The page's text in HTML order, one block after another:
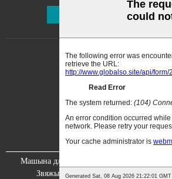
Падпісацца
Машына для распылення фарбы
Звяжыцеся з намі
Сертыфікацыя